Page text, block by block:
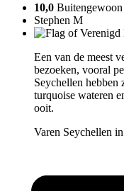
10,0 Buitengewoon
Stephen M
Een van de meest
bezoeken, vooral
Seychellen hebben
turquoise wateren
ooit.
Varen Seychellen